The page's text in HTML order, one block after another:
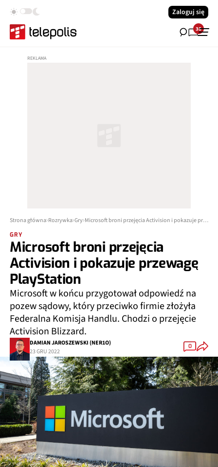
Zaloguj się
38
Strona główna Rozrywka Gry Microsoft broni przejęcia Activision i pokazuje przewagę PlayStation
GRY
Microsoft broni przejęcia
Activision i pokazuje przewagę
PlayStation
Microsoft w końcu przygotował odpowiedź na
pozew sądowy, który przeciwko firmie złożyła
Federalna Komisja Handlu. Chodzi o przejęcie
Activision Blizzard.
DAMIAN JAROSZEWSKI (NER1O)
23 GRU 2022
0